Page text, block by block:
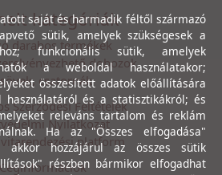
kategóriák
darabos termékek
dobozok
csatornák
Szerződési Feltételek
Nyilatkozat
platform
saját és harmadik féltől származó
sütik, amelyek szükségesek a
funkcionális sütik, amelyek
a weboldal használatakor;
összesített adatok előállítására
használatáról és a statisztikákról; és
releváns tartalom és reklám
Ha az "Összes elfogadása"
akkor hozzájárul az összes sütik
részben bármikor elfogadhat